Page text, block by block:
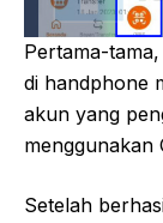
Pertama-
di handphone
akun yang
menggunakan
Setelah